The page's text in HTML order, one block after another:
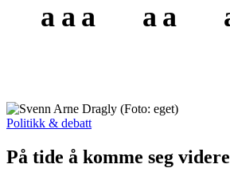
a
Politikk & debatt
På tide å komme seg videre